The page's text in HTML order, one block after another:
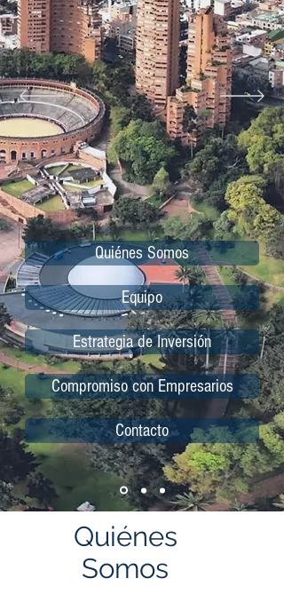
Quiénes
Somos
Contacto
Compromiso con Empresarios
Estrategia de Inversión
Equipo
Quiénes Somos